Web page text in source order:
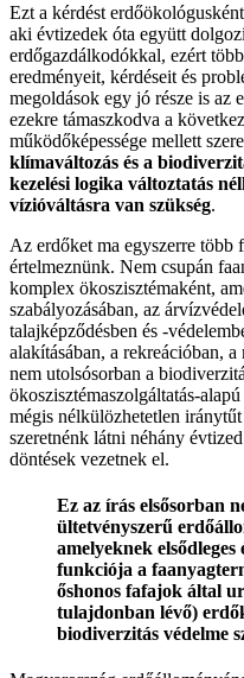
Ezt a kérdést
aki évtizedek óta együtt
erdőgazdálkodókkal, ezért
eredményeit, kérdéseit és
megoldások egy jó része is az
ezekre támaszkodva a
működőképessége mellett
klímaváltozás és a
kezelési logika változtatás
vízióváltásra van szükség.
Az erdőket ma egyszerre
értelmeznünk. Nem csupán
komplex ökoszisztémaként,
szabályozásában, az
talajképződésben és -
alakításában, a rekreációban,
nem utolsósorban a
ökoszisztémaszolgáltatás-
mégis nélkülözhetetlen
szeretnénk látni néhány
döntések vezetnek el.
Ez az írás elsősorban
ültetvényszerű
amelyeknek elsődleges
funkciója a
őshonos fafajok által
tulajdonban lévő)
biodiverzitás védelme